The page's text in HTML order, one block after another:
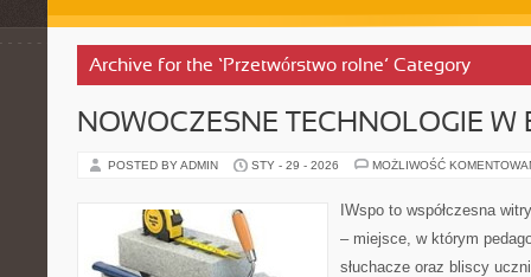
Archive for the ‘Przetwórstwo rolne’ Category
NOWOCZESNE TECHNOLOGIE W
POSTED BY ADMIN STY - 29 - 2026 MOŻLIWOŚĆ
IWspo to współczesna
– miejsce, w którym
słuchacze oraz bliscy